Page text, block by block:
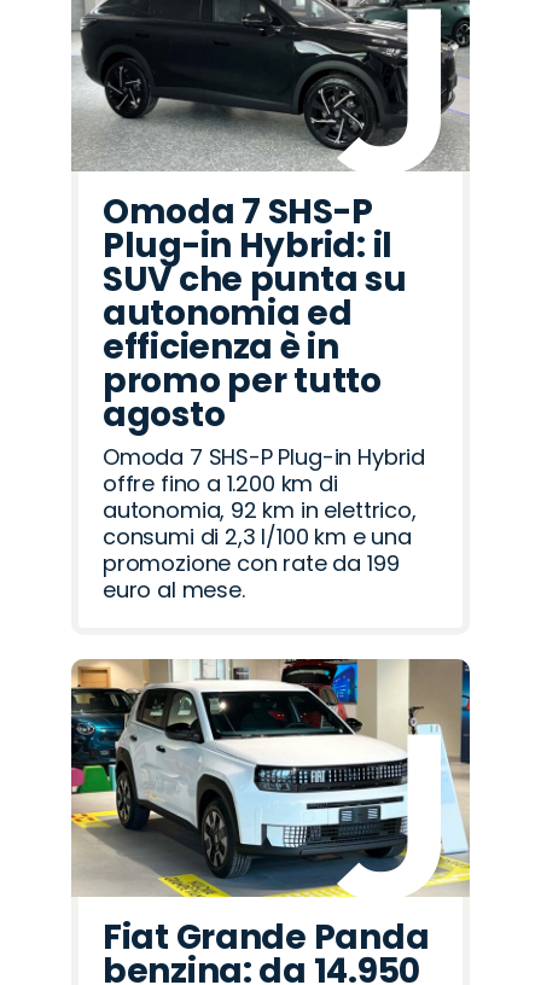
Omoda 7 SHS-P
Plug-in Hybrid: il
SUV che punta su
autonomia ed
efficienza è in
promo per tutto
agosto
Omoda 7 SHS-P Plug-in Hybrid
offre fino a 1.200 km di
autonomia, 92 km in elettrico,
consumi di 2,3 l/100 km e una
promozione con rate da 199
euro al mese.
Fiat Grande Panda
benzina: da 14.950